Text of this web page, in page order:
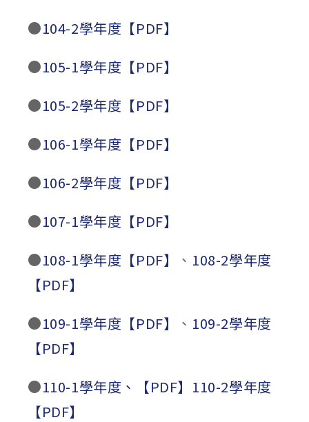
●104-2學年度【PDF】
●105-1學年度【PDF】
●105-2學年度【PDF】
●106-1學年度【PDF】
●106-2學年度【PDF】
●107-1學年度【PDF】
●108-1學年度【PDF】 、 108-2學年度
【PDF】
●109-1學年度【PDF】 、 109-2學年度
【PDF】
●110-1學年度、【PDF】 110-2學年度
【PDF】